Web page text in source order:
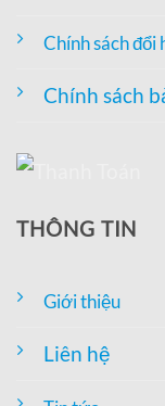
Chính sách đổi
Chính sách
THÔNG TIN
Giới thiệu
Liên hệ